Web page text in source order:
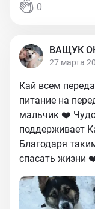
0
ВАЩУК
27 марта
Кай всем
питание на
мальчик ❤️
поддерживает
Благодаря
спасать жизни